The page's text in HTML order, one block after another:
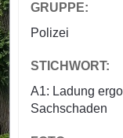
GRUPPE:
Polizei
STICHWORT:
A1: Ladung
Sachschaden